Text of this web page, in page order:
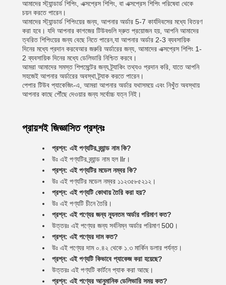
আমাদের স্ট্যান্ডার্ড শিপিং, এক্সপ্রেস শিপিং, বা এক্সপ্রেস শিপিং পরিষেবা থেকে
চয়ন করতে পারেন।
আমাদের স্ট্যান্ডার্ড শিপিংয়ের জন্য, আপনার অর্ডার 5-7 কার্যদিবসের মধ্যে বিতরণ
করা হবে। যদি আপনার কাগজের টিউবগুলি দ্রুত প্রয়োজন হয়, আপনি আমাদের
ত্বরিত শিপিংয়ের জন্য বেছে নিতে পারেন,যা আপনার অর্ডার 2-3 ব্যবসায়িক
দিনের মধ্যে প্রদান করবেআর জরুরি অর্ডারের জন্য, আমাদের এক্সপ্রেস শিপিং 1-
2 ব্যবসায়িক দিনের মধ্যে ডেলিভারি নিশ্চিত করবে।
আমরা আমাদের সমস্ত শিপমেন্টের জন্য ট্র্যাকিং তথ্যও প্রদান করি, যাতে আপনি
সহজেই আপনার অর্ডারের অবস্থা ট্র্যাক করতে পারেন।
পেপার টিউব প্যাকেজিং-এ, আমরা আপনার অর্ডার যথাসময়ে এবং নিখুঁত অবস্থায়
আপনার কাছে পৌঁছে দেওয়ার জন্য সর্বোচ্চ যত্ন নিই।
প্রায়শই জিজ্ঞাসিত প্রশ্নঃ
প্রশ্ন: এই পণ্যটির ব্র্যান্ড নাম কি?
উঃ এই পণ্যটির ব্র্যান্ড নাম হল llr।
প্রশ্ন: এই পণ্যটির মডেল নম্বর কি?
উঃ এই পণ্যটির মডেল নম্বর ১১২৩৫৮৫২১২।
প্রশ্ন: এই পণ্যটি কোথায় তৈরি করা হয়?
উঃ এই পণ্যটি চীনে তৈরি।
প্রশ্ন: এই পণ্যের জন্য ন্যূনতম অর্ডার পরিমাণ কত?
উত্তরঃ এই পণ্যের জন্য সর্বনিম্ন অর্ডার পরিমাণ 500।
প্রশ্ন: এই পণ্যের দাম কত?
উঃ এই পণ্যের দাম ০.৪২ থেকে ১.৩ মার্কিন ডলার পর্যন্ত।
প্রশ্ন: এই পণ্যটি কিভাবে প্যাকেজ করা হয়েছে?
উত্তরঃ এই পণ্যটি কার্টনে প্যাক করা আছে।
প্রশ্ন: এই পণ্যের আনুমানিক ডেলিভারি সময় কত?